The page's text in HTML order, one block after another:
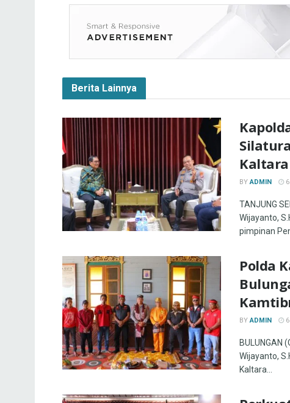
Berita Lainnya
Kaltara
BY ADMIN
TANJUNG
Wijayanto,
pimpinan
Polda
BY ADMIN
BULUNGAN
Wijayanto,
Kaltara...